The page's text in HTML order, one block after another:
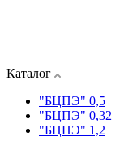
Каталог
"БЦПЭ" 0,5
"БЦПЭ" 0,32
"БЦПЭ" 1,2